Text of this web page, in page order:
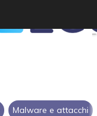
Malware e attacchi